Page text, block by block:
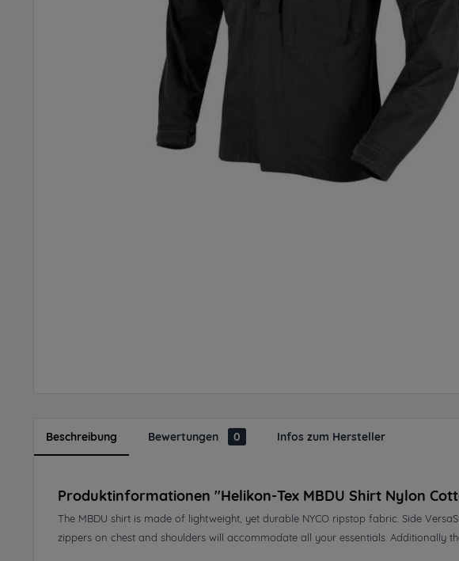
Beschreibung Bewertungen 0 Infos zum Hersteller
Produktinformationen "Helikon-Tex MBDU Shirt Nylon
The MBDU shirt is made of lightweight, yet durable NYCO ripstop fabric. Side
zippers on chest and shoulders will accommodate all your essentials.